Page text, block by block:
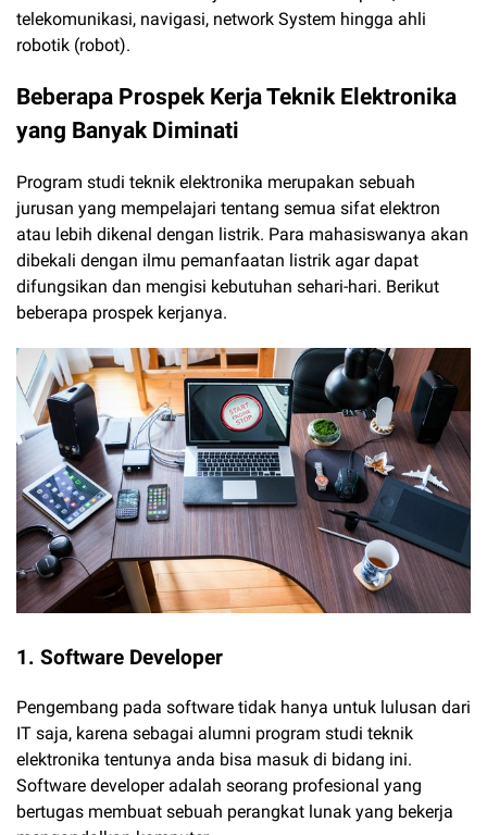
telekomunikasi, navigasi, network System hingga ahli
robotik (robot).
Beberapa Prospek Kerja Teknik Elektronika
yang Banyak Diminati
Program studi teknik elektronika merupakan sebuah
jurusan yang mempelajari tentang semua sifat elektron
atau lebih dikenal dengan listrik. Para mahasiswanya akan
dibekali dengan ilmu pemanfaatan listrik agar dapat
difungsikan dan mengisi kebutuhan sehari-hari. Berikut
beberapa prospek kerjanya.
1. Software Developer
Pengembang pada software tidak hanya untuk lulusan dari
IT saja, karena sebagai alumni program studi teknik
elektronika tentunya anda bisa masuk di bidang ini.
Software developer adalah seorang profesional yang
bertugas membuat sebuah perangkat lunak yang bekerja